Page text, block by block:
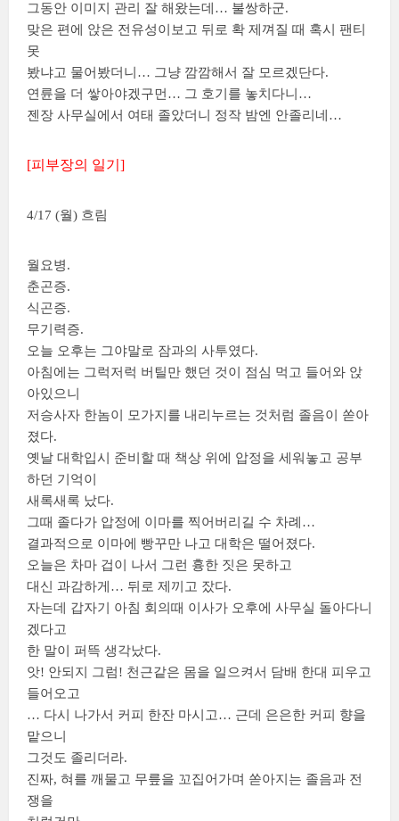
그동안 이미지 관리 잘 해왔는데… 불쌍하군.
맞은 편에 앉은 전유성이보고 뒤로 확 제껴질 때 혹시 팬티
못
봤냐고 물어봤더니… 그냥 깜깜해서 잘 모르겠단다.
연륜을 더 쌓아야겠구먼… 그 호기를 놓치다니…
젠장 사무실에서 여태 졸았더니 정작 밤엔 안졸리네…
[피부장의 일기]
4/17 (월) 흐림
월요병.
춘곤증.
식곤증.
무기력증.
오늘 오후는 그야말로 잠과의 사투였다.
아침에는 그럭저럭 버틸만 했던 것이 점심 먹고 들어와 앉
아있으니
저승사자 한놈이 모가지를 내리누르는 것처럼 졸음이 쏟아
졌다.
옛날 대학입시 준비할 때 책상 위에 압정을 세워놓고 공부
하던 기억이
새록새록 났다.
그때 졸다가 압정에 이마를 찍어버리길 수 차례…
결과적으로 이마에 빵꾸만 나고 대학은 떨어졌다.
오늘은 차마 겁이 나서 그런 흉한 짓은 못하고
대신 과감하게… 뒤로 제끼고 잤다.
자는데 갑자기 아침 회의때 이사가 오후에 사무실 돌아다니
겠다고
한 말이 퍼뜩 생각났다.
앗! 안되지 그럼! 천근같은 몸을 일으켜서 담배 한대 피우고
들어오고
… 다시 나가서 커피 한잔 마시고… 근데 은은한 커피 향을
맡으니
그것도 졸리더라.
진짜, 혀를 깨물고 무릎을 꼬집어가며 쏟아지는 졸음과 전
쟁을